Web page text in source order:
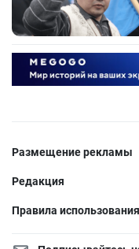
Размещение рекламы
Редакция
Правила